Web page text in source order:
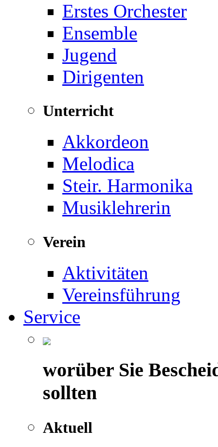
Erstes Orchester
Ensemble
Jugend
Dirigenten
Unterricht
Akkordeon
Melodica
Steir. Harmonika
Musiklehrerin
Verein
Aktivitäten
Vereinsführung
Service
worüber Sie
sollten
Aktuell